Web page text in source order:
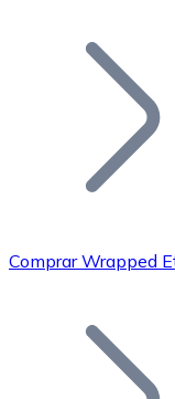
Añade tu
Bitcoin
Comprar Wrapped